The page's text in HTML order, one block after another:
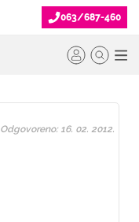
063/687-460
Odgovoreno: 16. 02. 2012.